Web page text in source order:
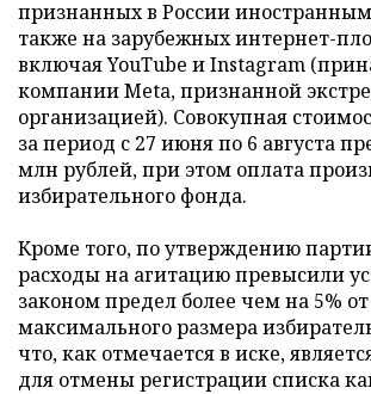
признанных в России
также на зарубежных интернет-
включая YouTube и Instagram
компании Meta, признанной
организацией). Совокупная
за период с 27 июня по 6 августа
млн рублей, при этом оплата
избирательного фонда.
Кроме того, по утверждению
расходы на агитацию превысили
законом предел более чем на 5% от
максимального размера
что, как отмечается в иске,
для отмены регистрации списка